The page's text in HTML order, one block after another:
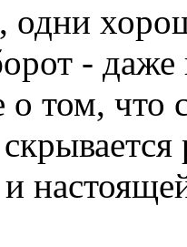
одни
-
о том, что